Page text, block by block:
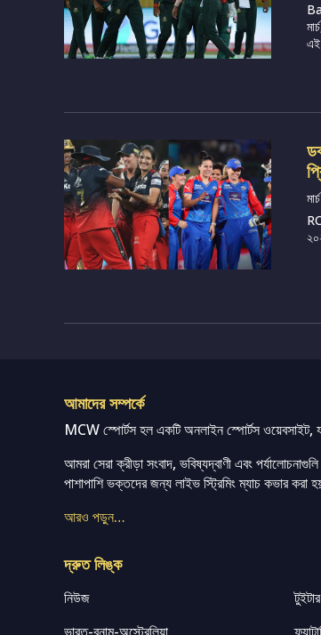
এই
আমাদের সম্পর্কে
MCW স্পোর্টস হল একটি অনলাইন স্পোর্টস ওয়েবসাইট, যা
আমরা সেরা ক্রীড়া সংবাদ, ভবিষ্যদ্বাণী এবং
পাশাপাশি ভক্তদের জন্য লাইভ স্ট্রিমিং ম্যাচ কভার করা
আরও পড়ুন…
দ্রুত লিঙ্ক
নিউজ